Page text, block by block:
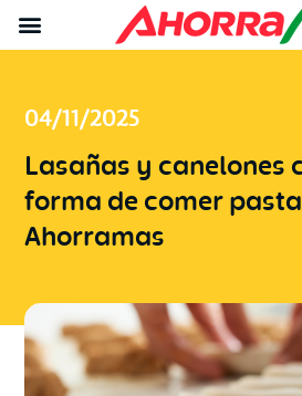
04/11/2025
Lasañas y canelones
forma de comer
Ahorramas